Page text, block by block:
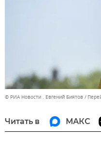
© РИА Новости . Евгений Биятов
Читать в МАКС